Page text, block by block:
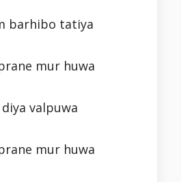
barhibo tatiya
mur huwa
valpuwa
mur huwa